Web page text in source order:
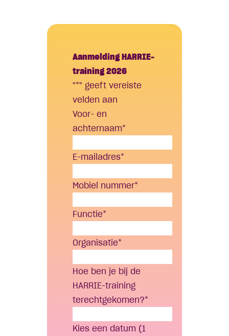
Aanmelding HARRIE-
training 2026
"*" geeft vereiste
velden aan
Voor- en
achternaam*
E-mailadres*
Mobiel nummer*
Functie*
Organisatie*
Hoe ben je bij de
HARRIE-training
terechtgekomen?*
Kies een datum (1